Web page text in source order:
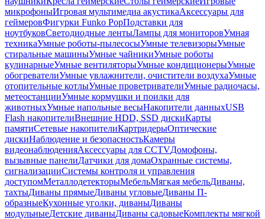
микрофоныИгровая мультимедиа акустикаАксессуары для
геймеровФигурки Funko PopПодставки для
ноутбуковСветодиодные лентыЛампы для мониторовУмная
техникаУмные роботы-пылесосыУмные телевизорыУмные
стиральные машиныУмные чайникиУмные роботы
кулинарныеУмные вентиляторыУмные кондиционерыУмные
обогревателиУмные увлажнители, очистители воздухаУмные
отопительные котлыУмные проветривателиУмные радиочасы,
метеостанцииУмные кормушки и поилки для
животныхУмные напольные весыНакопители данныхUSB
Flash накопителиВнешние HDD, SSD дискиКарты
памятиСетевые накопителиКартридерыОптические
дискиНаблюдение и безопасностьКамеры
видеонаблюденияАксессуары для CCTVДомофоны,
вызывные панелиДатчики для домаОхранные системы,
сигнализацииСистемы контроля и управления
доступомМеталлодетекторыМебельМягкая мебельДиваны,
тахтыДиваны прямыеДиваны угловыеДиваны П-
образныеКухонные уголки, диваныДиваны
модульныеДетские диваныДиваны садовыеКомплекты мягкой